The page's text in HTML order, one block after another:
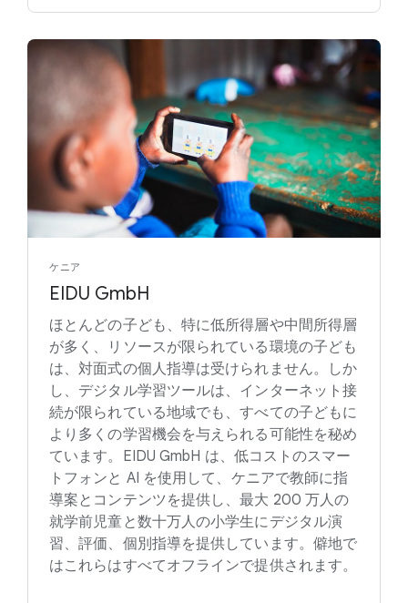
ケニア
EIDU GmbH
ほとんどの子ども、特に低所得層や中間所得層
が多く、リソースが限られている環境の子ども
は、対面式の個人指導は受けられません。しか
し、デジタル学習ツールは、インターネット接
続が限られている地域でも、すべての子どもに
より多くの学習機会を与えられる可能性を秘め
ています。EIDU GmbH は、低コストのスマー
トフォンと AI を使用して、ケニアで教師に指
導案とコンテンツを提供し、最大 200 万人の
就学前児童と数十万人の小学生にデジタル演
習、評価、個別指導を提供しています。僻地で
はこれらはすべてオフラインで提供されます。